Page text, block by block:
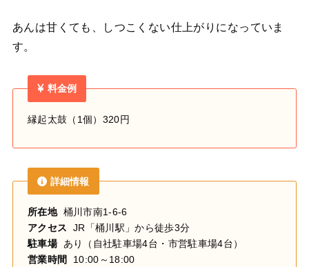
あんは甘くても、しつこくない仕上がりになっていま
す。
料金例
縁起太鼓（1個）320円
詳細情報
所在地桶川市南1-6-6
アクセス JR「桶川駅」から徒歩3分
駐車場あり（自社駐車場4台・市営駐車場4台）
営業時間
10:00～18:00